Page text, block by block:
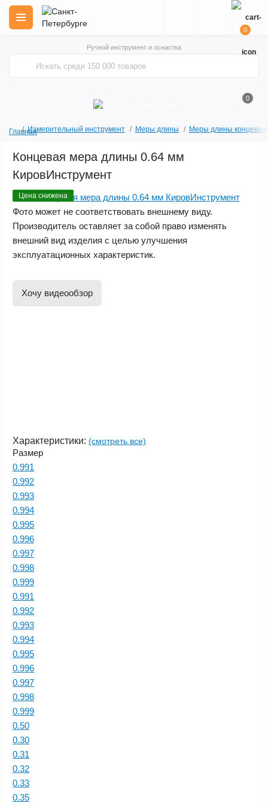
Ручной инструмент и оснастка
0
0
ГлавнаяИзмерительный инструмент Меры длины Меры длины
Концевая мера длины 0.64 мм
КировИнструмент
Цена снижена
Фото может не соответствовать внешнему виду.
Производитель оставляет за собой право изменять
внешний вид изделия с целью улучшения
эксплуатационных характеристик.
Хочу видеообзор
Характеристики: (смотреть все)
Размер
0.991
0.992
0.993
0.994
0.995
0.996
0.997
0.998
0.999
0.991
0.992
0.993
0.994
0.995
0.996
0.997
0.998
0.999
0.50
0.30
0.31
0.32
0.33
0.35